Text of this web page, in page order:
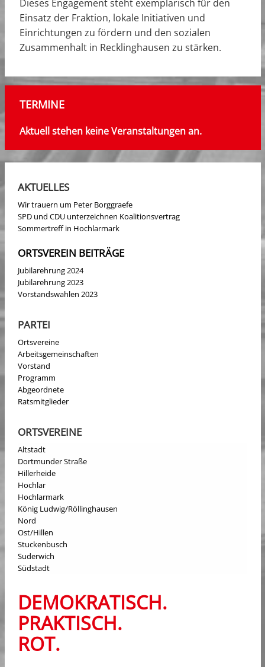
Dieses Engagement steht exemplarisch für den
Einsatz der Fraktion, lokale Initiativen und
Einrichtungen zu fördern und den sozialen
Zusammenhalt in Recklinghausen zu stärken.
TERMINE
Aktuell stehen keine Veranstaltungen an.
AKTUELLES
Wir trauern um Peter Borggraefe
SPD und CDU unterzeichnen Koalitionsvertrag
Sommertreff in Hochlarmark
ORTSVEREIN BEITRÄGE
Jubilarehrung 2024
Jubilarehrung 2023
Vorstandswahlen 2023
PARTEI
Ortsvereine
Arbeitsgemeinschaften
Vorstand
Programm
Abgeordnete
Ratsmitglieder
ORTSVEREINE
Altstadt
Dortmunder Straße
Hillerheide
Hochlar
Hochlarmark
König Ludwig/Röllinghausen
Nord
Ost/Hillen
Stuckenbusch
Suderwich
Südstadt
DEMOKRATISCH.
PRAKTISCH.
ROT.